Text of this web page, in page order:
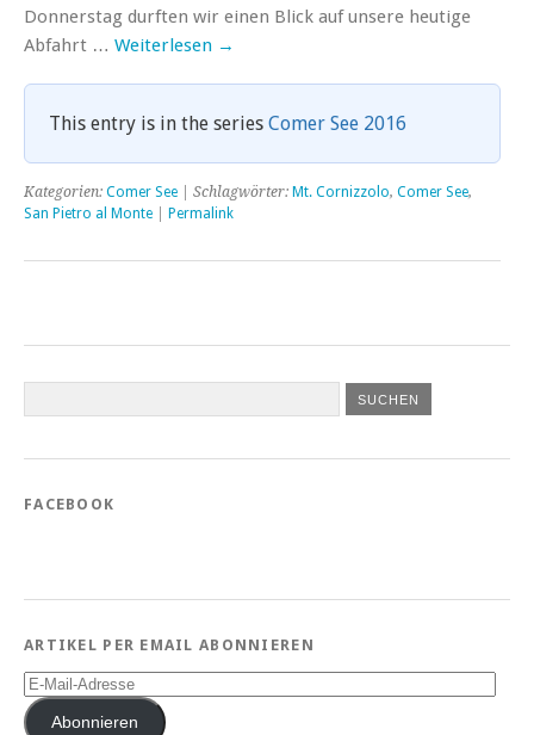
Donnerstag durften wir einen Blick auf unsere heutige
Abfahrt … Weiterlesen →
This entry is in the series Comer See 2016
Kategorien: Comer See | Schlagwörter: Mt. Cornizzolo, Comer See,
San Pietro al Monte
Permalink
FACEBOOK
ARTIKEL PER EMAIL ABONNIEREN
E-
Mail-
AdresseAbonnieren